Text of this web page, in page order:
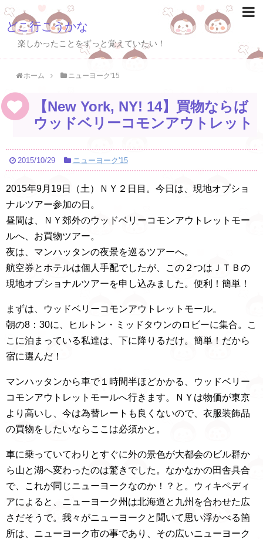
どこ行こうかな
楽しかったことをずっと覚えていたい！
ホーム ニューヨーク'15
【New York, NY! 14】買物ならば
ウッドベリーコモンアウトレット
2015/10/29 ニューヨーク'15
2015年9月19日（土）ＮＹ２日目。今日は、現地オプショ
ナルツアー参加の日。
昼間は、ＮＹ郊外のウッドベリーコモンアウトレットモー
ルへ、お買物ツアー。
夜は、マンハッタンの夜景を巡るツアーへ。
航空券とホテルは個人手配でしたが、この２つはＪＴＢの
現地オプショナルツアーを申し込みました。便利！簡単！
まずは、ウッドベリーコモンアウトレットモール。
朝の8：30に、ヒルトン・ミッドタウンのロビーに集合。こ
こに泊まっている私達は、下に降りるだけ。簡単！だから
宿に選んだ！
マンハッタンから車で１時間半ほどかかる、ウッドベリー
コモンアウトレットモールへ行きます。ＮＹは物価が東京
より高いし、今は為替レートも良くないので、衣服装飾品
の買物をしたいならここは必須かと。
車に乗っていてわりとすぐに外の景色が大都会のビル群か
ら山と湖へ変わったのは驚きでした。なかなかの田舎具合
で、これが同じニューヨークなのか！？と。ウィキペディ
アによると、ニューヨーク州は北海道と九州を合わせた広
さだそうで。我々がニューヨークと聞いて思い浮かべる箇
所は、ニューヨーク市の事であり、その広いニューヨーク